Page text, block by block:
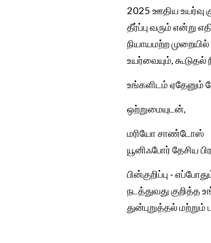
2025 ஊதிய உயர்வு
தீர்ப்பு வரும் என்று
நியாயமற்ற
உயர்வையும்,
உங்களிடம்
ஒற்றுமையுடன்,
மரியோ சாண்டோஸ்
யூனிஃபோர் தேசிய
பின்குறிப்பு -
நடத்துவது
துன்புறுத்தல்